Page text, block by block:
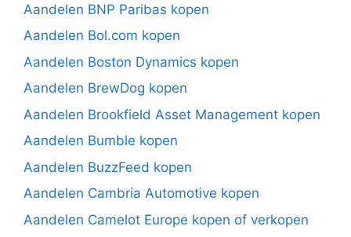
Aandelen BNP Paribas kopen
Aandelen Bol.com kopen
Aandelen Boston Dynamics kopen
Aandelen BrewDog kopen
Aandelen Brookfield Asset Management kopen
Aandelen Bumble kopen
Aandelen BuzzFeed kopen
Aandelen Cambria Automotive kopen
Aandelen Camelot Europe kopen of verkopen